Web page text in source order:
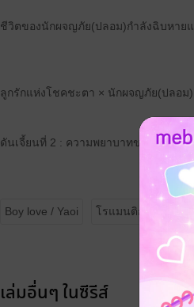
ชีวิตของนักผจญภัย(ปลอม)กำลังฉิบหาย
ลูกรักแห่งโชคชะตา × นักผจญภัย(ปลอม)
ดันเจี้ยนที่ 2 : ความพยาบาทของสรรพสัตว์
Boy love / Yaoi โรแมนติก แฟนต
เล่มอื่นๆ ในซีรีส์